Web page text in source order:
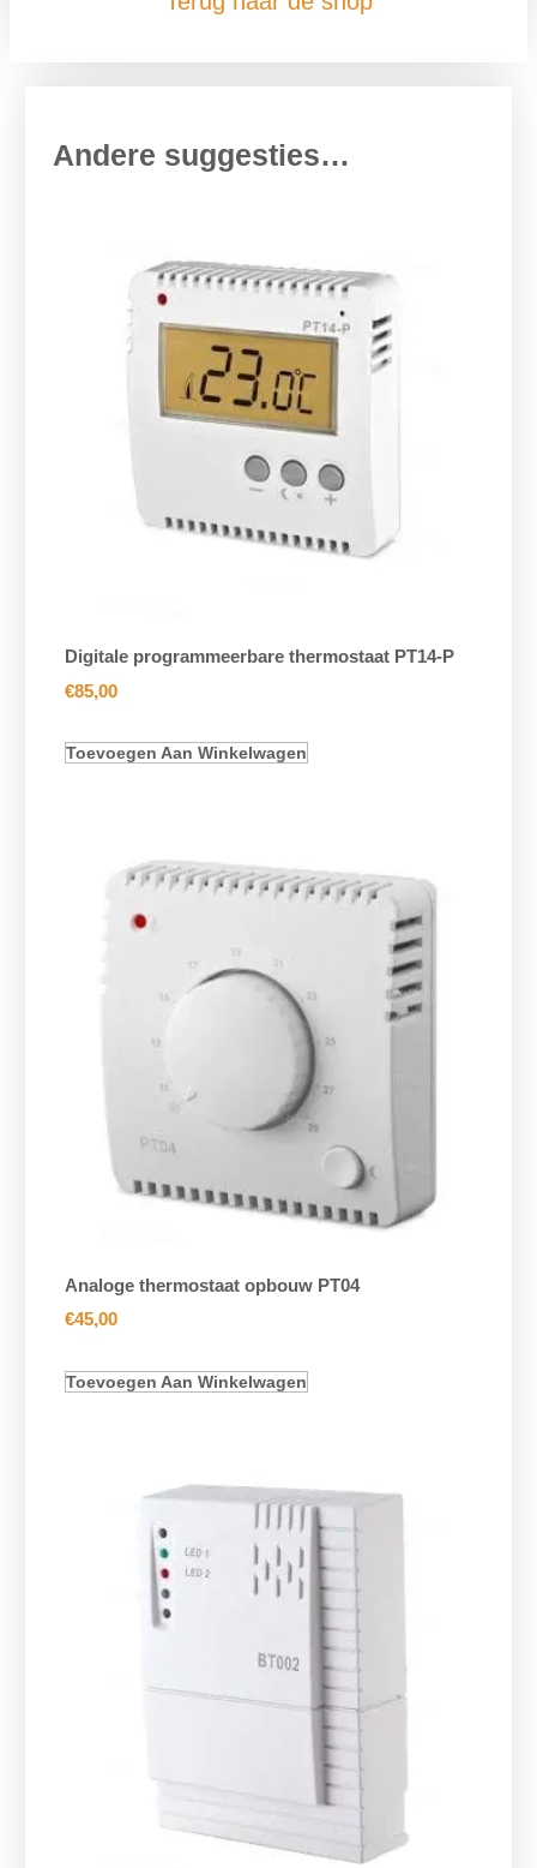
Andere suggesties…
Digitale programmeerbare thermostaat PT14-P
€85,00
Toevoegen Aan Winkelwagen
Analoge thermostaat opbouw PT04
€45,00
Toevoegen Aan Winkelwagen